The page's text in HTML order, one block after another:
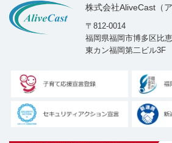
株式会社AliveCast（
〒812-0014
福岡県福岡市博多区比
東カン福岡第二ビル3F